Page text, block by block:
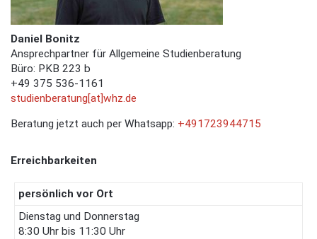
Daniel Bonitz
Ansprechpartner für Allgemeine Studienberatung
Büro: PKB 223 b
+49 375 536-1161
studienberatung[at]whz.de
Beratung jetzt auch per Whatsapp: +491723944715
Erreichbarkeiten
persönlich vor Ort
Dienstag und Donnerstag
8:30 Uhr bis 11:30 Uhr